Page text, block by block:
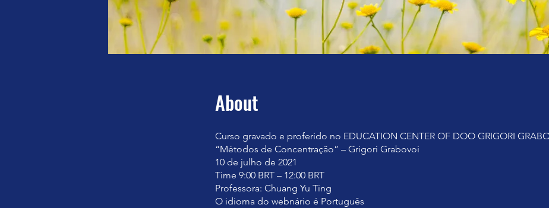
About
Curso gravado e proferido no EDUCATION CENTER OF DOO GRIGORI
“Métodos de Concentração” – Grigori Grabovoi
10 de julho de 2021
Time 9:00 BRT – 12:00 BRT
Professora: Chuang Yu Ting
O idioma do webnário é Português